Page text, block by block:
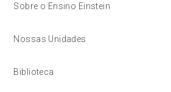
Sobre o Ensino Einstein
Nossas Unidades
Biblioteca